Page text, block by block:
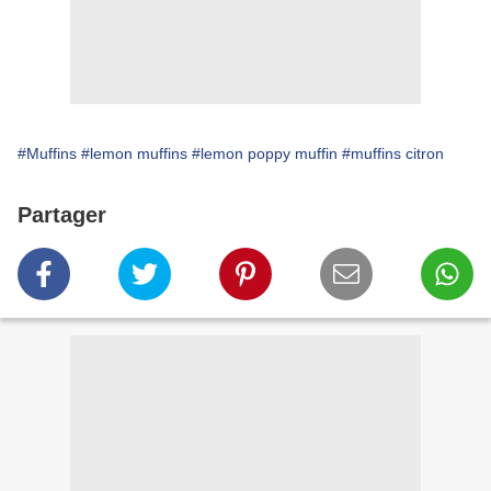
#Muffins #lemon muffins #lemon poppy muffin #muffins citron
Partager